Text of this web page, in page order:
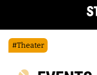
#Theater